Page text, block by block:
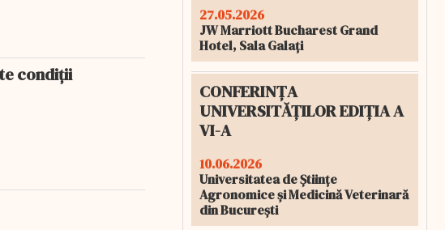
condiţii
27.05.2026
JW Marriott Bucharest Grand
Hotel, Sala Galați
CONFERINȚA
UNIVERSITĂȚILOR EDIȚIA A
VI-A
10.06.2026
Universitatea de Științe
Agronomice și Medicină Veterinară
din București